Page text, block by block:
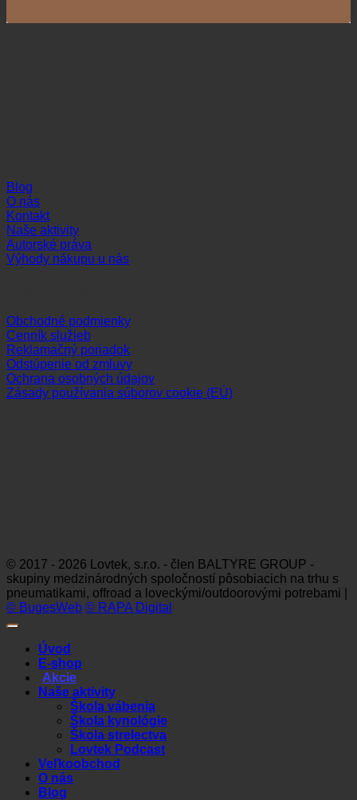
Blog
O nás
Kontakt
Naše aktivity
Autorské práva
Výhody nákupu u nás
Obchodné podmienky
Cenník služieb
Reklamačný poriadok
Odstúpenie od zmluvy
Ochrana osobných údajov
Zásady používania súborov cookie (EÚ)
© 2017 - 2026 Lovtek, s.r.o. - člen BALTYRE GROUP -
skupiny medzinárodných spoločností pôsobiacich na trhu s
pneumatikami, offroad a loveckými/outdoorovými potrebami |
© BugesWeb © RAPA Digital
Úvod
E-shop
Akcie
Naše aktivity
Škola vábenia
Škola kynológie
Škola strelectva
Lovtek Podcast
Veľkoobchod
O nás
Blog